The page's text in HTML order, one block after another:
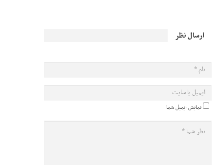
ارسال نظر
نمایش ایمیل شما